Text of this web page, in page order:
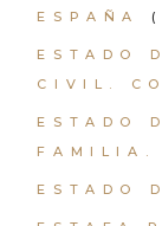
ESPAÑA
ESTADO
CIVIL.
ESTADO
FAMILIA.
ESTADO